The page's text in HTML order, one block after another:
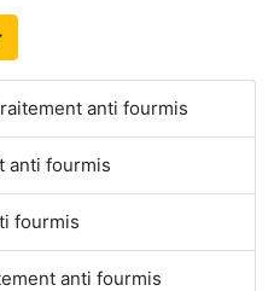
anti fourmis
anti fourmis
fourmis
anti fourmis